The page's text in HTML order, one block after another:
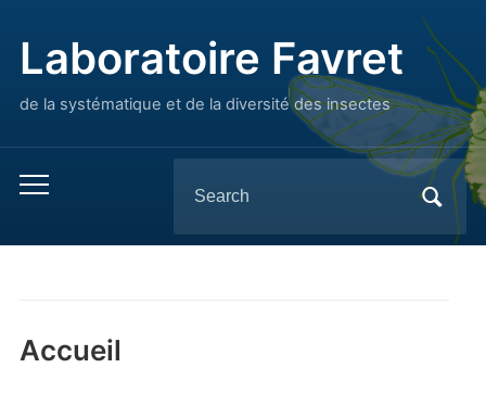
Laboratoire Favret
de la systématique et de la diversité des insectes
Toggle
menu
for:
Accueil